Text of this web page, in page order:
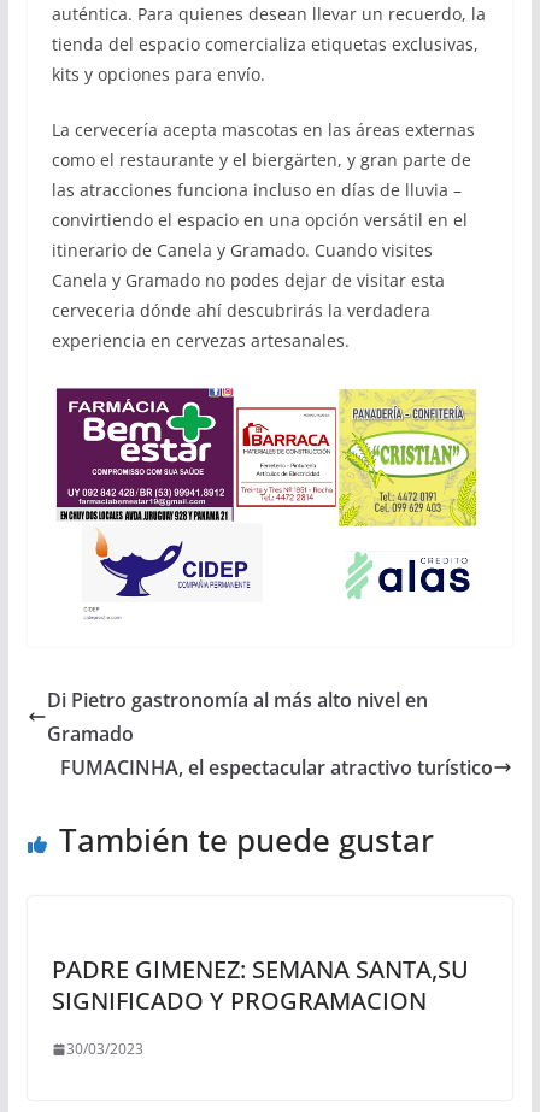
auténtica. Para quienes desean llevar un recuerdo, la
tienda del espacio comercializa etiquetas exclusivas,
kits y opciones para envío.
La cervecería acepta mascotas en las áreas externas
como el restaurante y el biergärten, y gran parte de
las atracciones funciona incluso en días de lluvia –
convirtiendo el espacio en una opción versátil en el
itinerario de Canela y Gramado. Cuando visites
Canela y Gramado no podes dejar de visitar esta
cerveceria dónde ahí descubrirás la verdadera
experiencia en cervezas artesanales.
Di Pietro gastronomía al más alto nivel en
Gramado
FUMACINHA, el espectacular atractivo turístico
También te puede gustar
PADRE GIMENEZ: SEMANA SANTA,SU
SIGNIFICADO Y PROGRAMACION
30/03/2023